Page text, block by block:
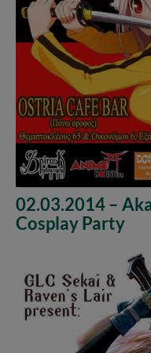
02.03.2014 –
Cosplay Party